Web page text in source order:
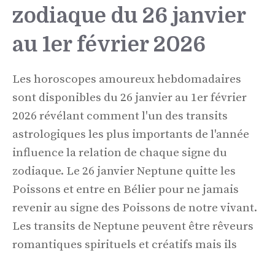
zodiaque du 26 janvier
au 1er février 2026
Les horoscopes amoureux hebdomadaires
sont disponibles du 26 janvier au 1er février
2026 révélant comment l'un des transits
astrologiques les plus importants de l'année
influence la relation de chaque signe du
zodiaque. Le 26 janvier Neptune quitte les
Poissons et entre en Bélier pour ne jamais
revenir au signe des Poissons de notre vivant.
Les transits de Neptune peuvent être rêveurs
romantiques spirituels et créatifs mais ils